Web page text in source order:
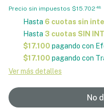
Precio sin impuestos $15.702 48
Hasta 6 cuotas sin
Hasta 3 cuotas SIN
$17.100 pagando con
$17.100 pagando con
Ver más detalles
No